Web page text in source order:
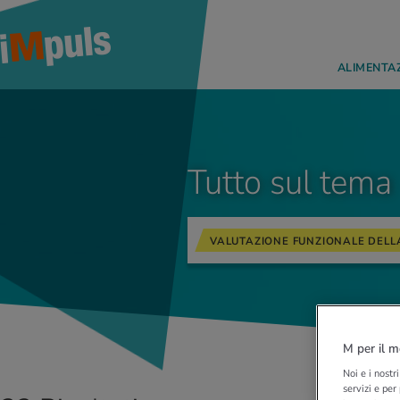
Tutto sul tema
VALUTAZIONE FUNZIONALE
M per il
Noi e i
servizi e per